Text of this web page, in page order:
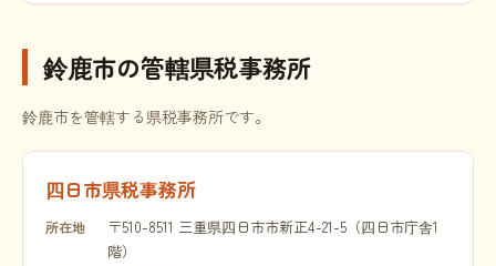
鈴鹿市の管轄県税事務所
鈴鹿市を管轄する県税事務所です。
四日市県税事務所
所在地
〒510-8511 三重県四日市市新正4-21-5（四日市庁舎1
階）